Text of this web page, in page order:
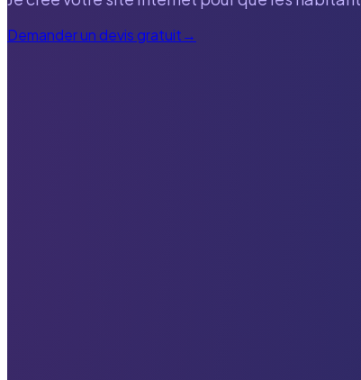
Demander un devis gratuit→